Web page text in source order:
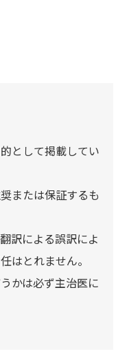
として掲載してい
または保証するも
訳による誤訳によ
はとれません。
かは必ず主治医に